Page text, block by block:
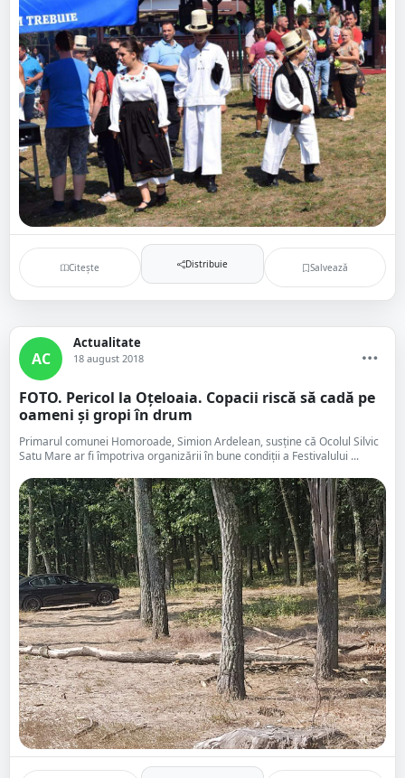
Citește Distribuie Salvează
AC
Actualitate
18 august 2018
FOTO. Pericol la Oțeloaia. Copacii riscă să cadă pe
oameni și gropi în drum
Primarul comunei Homoroade, Simion Ardelean, susține că Ocolul Silvic
Satu Mare ar fi împotriva organizării în bune condiții a Festivalului ...